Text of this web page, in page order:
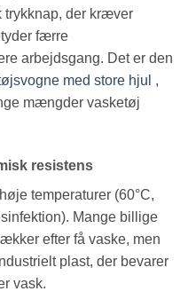
trykknap, der kræver
færre
arbejdsgang. Det er den
med store hjul ,
mængder vasketøj
resistens
temperaturer (60°C,
Mange billige
efter få vaske, men
plast, der bevarer
vask.